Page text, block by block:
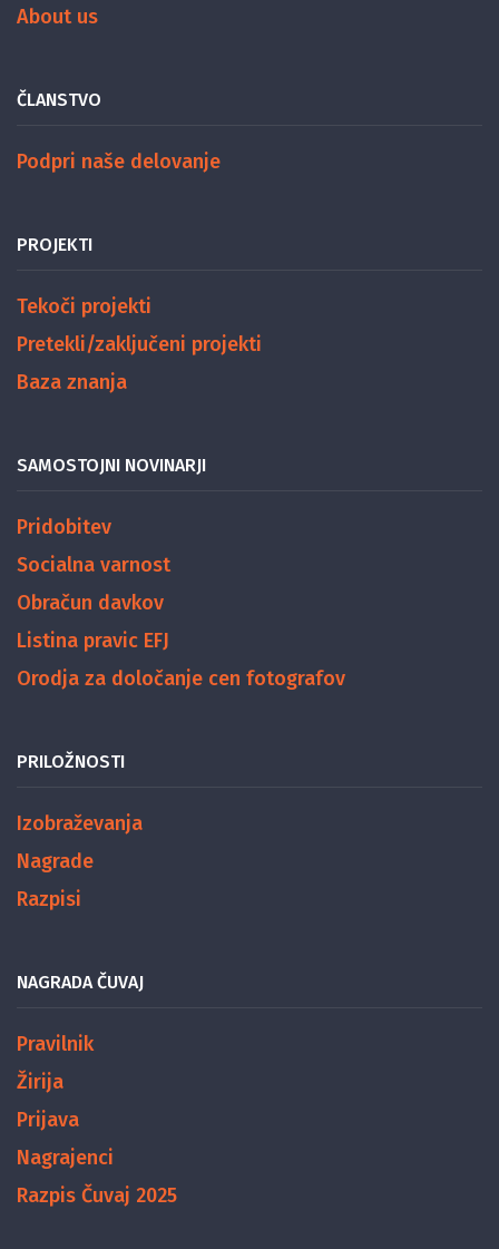
About us
ČLANSTVO
Podpri naše delovanje
PROJEKTI
Tekoči projekti
Pretekli/zaključeni projekti
Baza znanja
SAMOSTOJNI NOVINARJI
Pridobitev
Socialna varnost
Obračun davkov
Listina pravic EFJ
Orodja za določanje cen fotografov
PRILOŽNOSTI
Izobraževanja
Nagrade
Razpisi
NAGRADA ČUVAJ
Pravilnik
Žirija
Prijava
Nagrajenci
Razpis Čuvaj 2025